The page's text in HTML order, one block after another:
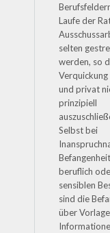
Laufe der
selten
werden, so
und privat
prinzipiell
Selbst bei
beruflich
sensiblen
sind die
über